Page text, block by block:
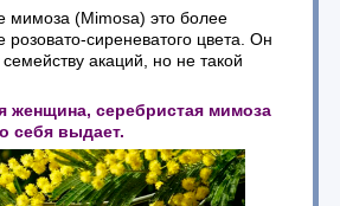
мимоза (Mimosa) это более
розовато-сиреневатого цвета. Он
акаций, но не такой
женщина, серебристая мимоза
себя выдает.